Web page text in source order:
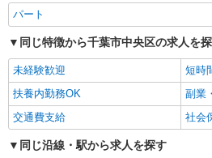
パート
同じ特徴から千葉市中央区の求人を
未経験歓迎
短時
扶養内勤務OK
副業
交通費支給
社会
同じ沿線・駅から求人を探す